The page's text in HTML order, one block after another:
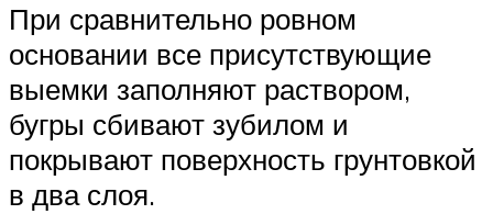
При сравнительно ровном
основании все присутствующие
выемки заполняют раствором,
бугры сбивают зубилом и
покрывают поверхность грунтовкой
в два слоя.